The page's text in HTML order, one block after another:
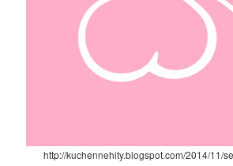
http://kuchennehity.blogspot.com/2014/11/